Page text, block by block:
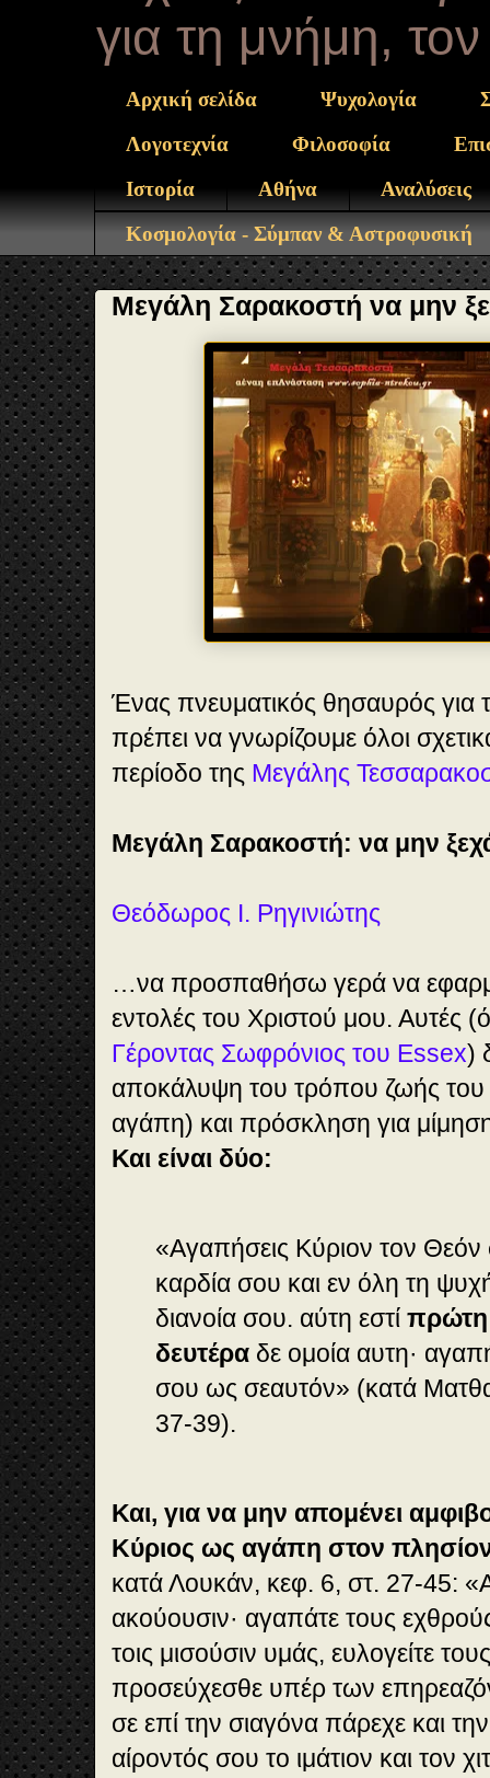
για τη μνήμη,
Αρχική σελίδα Ψυχολογία
Λογοτεχνία
Φιλοσοφία
Ιστορία
Αθήνα
Αναλύσεις
Κοσμολογία - Σύμπαν & Αστροφυσική
Μεγάλη Σαρακοστή να μην
Ένας πνευματικός θησαυρός για
πρέπει να γνωρίζουμε όλοι
περίοδο της Μεγάλης
Μεγάλη Σαρακοστή: να μην
Θεόδωρος Ι. Ρηγινιώτης
…να προσπαθήσω γερά να
εντολές του Χριστού μου. Αυτές
Γέροντας Σωφρόνιος του Essex)
αποκάλυψη του τρόπου ζωής του
αγάπη) και πρόσκληση για
Και είναι δύο:
«Αγαπήσεις Κύριον τον
καρδία σου και εν όλη τη
διανοία σου. αύτη εστί πρώτη
δευτέρα δε ομοία αυτη·
σου ως σεαυτόν» (κατά
37-39).
Και, για να μην απομένει
Κύριος ως αγάπη στον
κατά Λουκάν, κεφ. 6, στ. 27-45:
ακούουσιν· αγαπάτε τους
τοις μισούσιν υμάς, ευλογείτε
προσεύχεσθε υπέρ των
σε επί την σιαγόνα πάρεχε και
αίροντός σου το ιμάτιον και τον